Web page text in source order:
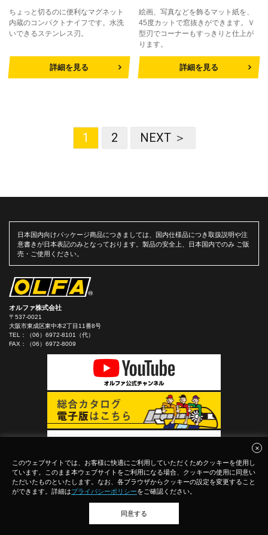
このウェブサイトでは、お客様に快適にご利用していただくためクッキーを使用し
ています。このまま本ウェブサイトをご利用になる場合、クッキーの使用に同意い
ただいたものといたします。なお、各ブラウザからクッキーの設定を変更すること
ができます。詳細はプライバシーポリシーをご確認ください。
同意する
ちょっと切るのに便利なマグネット
内蔵のコンパクトナイフです。水洗
いできるステンレス刃。
詳細を見る
絵画、写真などを飾るマット紙を、
45度カットで窓抜きができます。Ｖ
型刃でコーナーもすっきりと仕上が
ります。
詳細を見る
1 2 NEXT ＞
日本国内向けパッケージ商品につきましては、国内仕様品につき取扱説明や注
意書きが日本表記のみとなっております。製品の安全上、日本国内でのみ ご販
売・ご使用ください。
オルファ株式会社
〒537-0021
大阪市東成区東中本2丁目11番8号
TEL：
（06）6972-8101（代）
FAX：（06）6972-8009